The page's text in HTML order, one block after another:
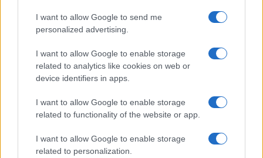
I want to allow Google to send me
personalized advertising.
I want to allow Google to enable storage
related to analytics like cookies on web or
device identifiers in apps.
I want to allow Google to enable storage
related to functionality of the website or app.
I want to allow Google to enable storage
related to personalization.
Jovanotti, Gabry Ponte e Alfa: Olbia ombelico del
Giorgia Meloni a La Maddalena, la vicesindaco: